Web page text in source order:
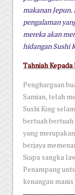
makanan
pengalaman
mereka akan
hidangan Sushi
Tahniah Kepada
Penghargaan
Samian, telah
Sushi King
bertuah bertuah
yang
berjaya
Siapa sangka
Penampang
kenangan